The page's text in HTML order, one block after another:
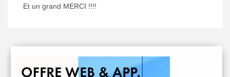
Et un grand MERCI !!!!